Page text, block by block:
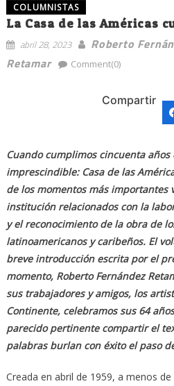
COLUMNISTAS
La Casa de las Américas
abril 28, 2023
Roberto
Retamar
Comment(0)
Compartir
Cuando cumplimos cincuenta
imprescindible: Casa de las
de los momentos más importantes
institución relacionados con la
y el reconocimiento de la obra de
latinoamericanos y caribeños. El
breve introducción escrita por el
momento, Roberto Fernández
sus trabajadores y amigos, los
Continente, celebramos sus 64
parecido pertinente compartir el
palabras burlan con éxito el paso
Creada en abril de 1959, a menos